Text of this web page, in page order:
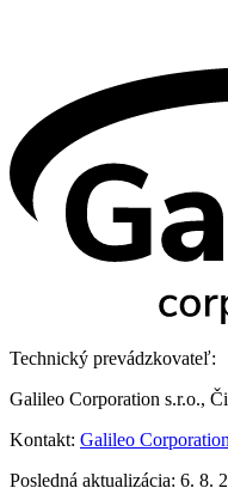
Technický prevádzkovateľ:
Galileo Corporation s.r.o.,
Kontakt: Galileo
Posledná aktualizácia: 6. 8.